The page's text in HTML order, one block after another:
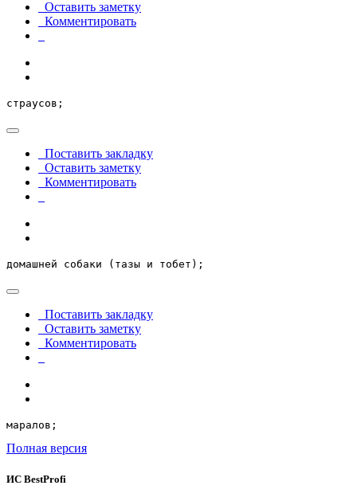
Оставить заметку
Комментировать
страусов;
Поставить закладку
Оставить заметку
Комментировать
домашней собаки (тазы и тобет);
Поставить закладку
Оставить заметку
Комментировать
маралов;
Полная версия
ИС BestProfi